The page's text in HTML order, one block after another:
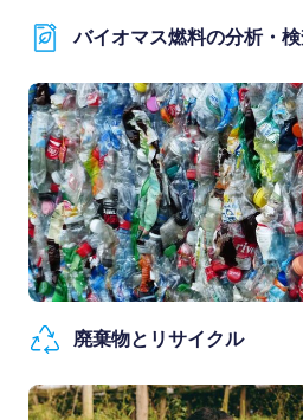
バイオマス燃料の分析・
廃棄物とリサイクル